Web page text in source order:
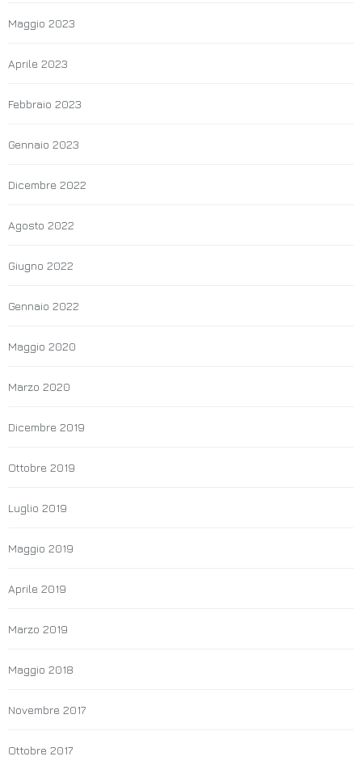
Maggio 2023
Aprile 2023
Febbraio 2023
Gennaio 2023
Dicembre 2022
Agosto 2022
Giugno 2022
Gennaio 2022
Maggio 2020
Marzo 2020
Dicembre 2019
Ottobre 2019
Luglio 2019
Maggio 2019
Aprile 2019
Marzo 2019
Maggio 2018
Novembre 2017
Ottobre 2017